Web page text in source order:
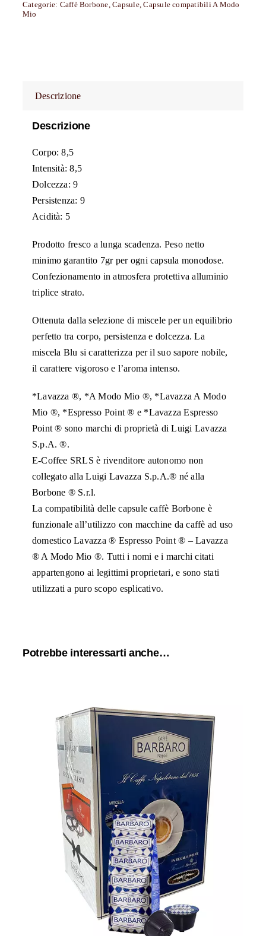
con
BLU
quantità
Categorie: Caffè Borbone ,Capsule,Capsule compatibili A Modo
Mio
Descrizione
Descrizione
Corpo: 8,5
Intensità: 8,5
Dolcezza: 9
Persistenza: 9
Acidità: 5
Prodotto fresco a lunga scadenza. Peso netto
minimo garantito 7gr per ogni capsula monodose.
Confezionamento in atmosfera protettiva alluminio
triplice strato.
Ottenuta dalla selezione di miscele per un equilibrio
perfetto tra corpo, persistenza e dolcezza. La
miscela Blu si caratterizza per il suo sapore nobile,
il carattere vigoroso e l’aroma intenso.
*Lavazza ®, *A Modo Mio ®, *Lavazza A Modo
Mio ®, *Espresso Point ® e *Lavazza Espresso
Point ® sono marchi di proprietà di Luigi Lavazza
S.p.A. ®.
E-Coffee SRLS è rivenditore autonomo non
collegato alla Luigi Lavazza S.p.A.® né alla
Borbone ® S.r.l.
La compatibilità delle capsule caffè Borbone è
funzionale all’utilizzo con macchine da caffè ad uso
domestico Lavazza ® Espresso Point ® – Lavazza
® A Modo Mio ®. Tutti i nomi e i marchi citati
appartengono ai legittimi proprietari, e sono stati
utilizzati a puro scopo esplicativo.
Potrebbe interessarti anche…
1200 capsule Caffè Barbaro
compatibili con tutte le macchine a
Marchio Nescafè Dolce Gusto ®
miscela BLU Cremoso Napoli